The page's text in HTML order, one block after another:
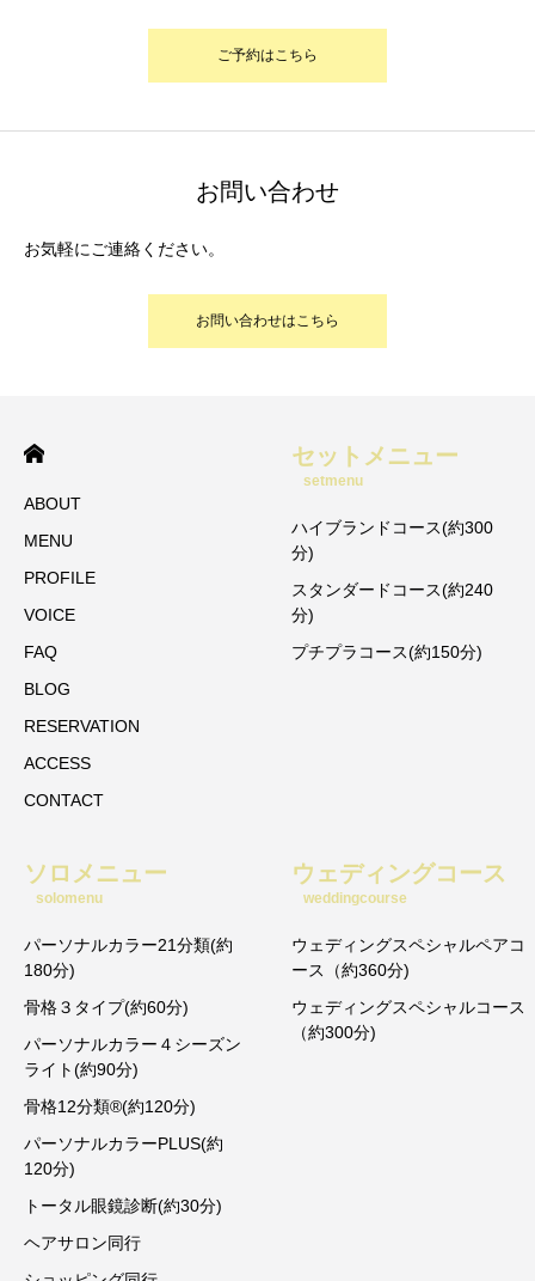
ご予約はこちら
お問い合わせ
お気軽にご連絡ください。
お問い合わせはこちら
ABOUT
MENU
PROFILE
VOICE
FAQ
BLOG
RESERVATION
ACCESS
CONTACT
セットメニュー
setmenu
ハイブランドコース(約300
分)
スタンダードコース(約240
分)
プチプラコース(約150分)
ソロメニュー
solomenu
パーソナルカラー21分類(約
180分)
骨格３タイプ(約60分)
パーソナルカラー４シーズン
ライト(約90分)
骨格12分類®︎(約120分)
パーソナルカラーPLUS(約
120分)
トータル眼鏡診断(約30分)
ヘアサロン同行
ウェディングコース
weddingcourse
ウェディングスペシャルペアコ
ース（約360分)
ウェディングスペシャルコース
（約300分)